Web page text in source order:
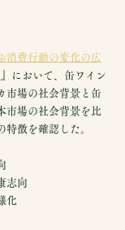
消費行動の変化の広
』において、缶ワイン
市場の社会背景と缶
市場の社会背景を比
徴を確認した。
志向
化